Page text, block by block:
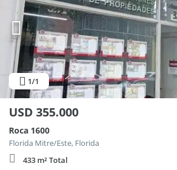
1/1
USD 355.000
Roca 1600
Florida Mitre/Este, Florida
433 m² Total